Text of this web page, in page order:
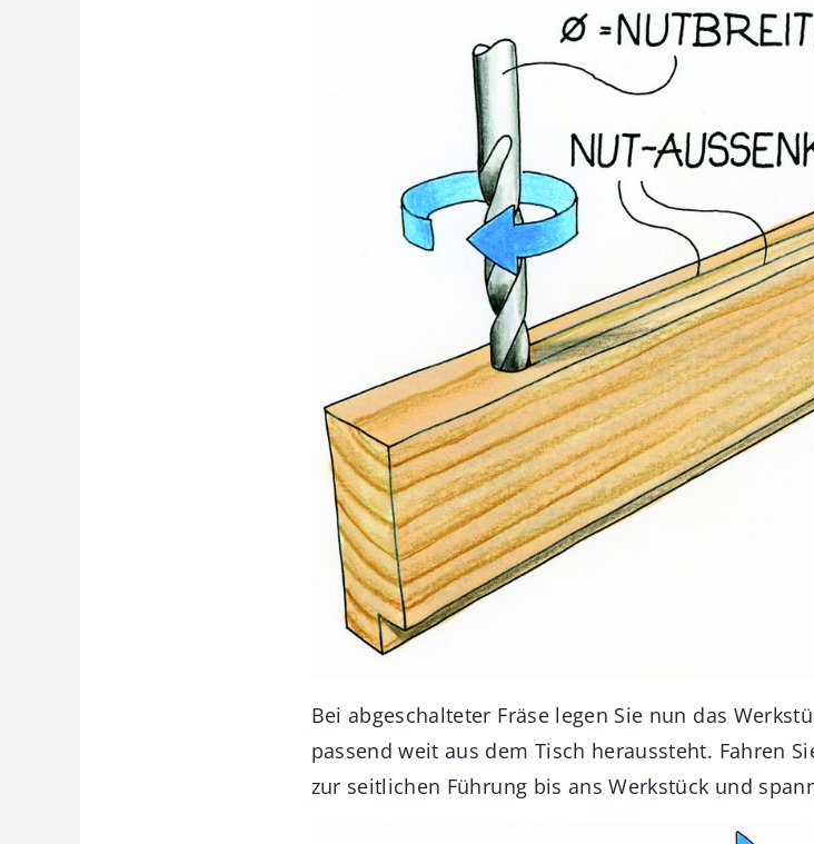
Bei abgeschalteter Fräse legen Sie nun das
passend weit aus dem Tisch heraussteht. Fahren
zur seitlichen Führung bis ans Werkstück und